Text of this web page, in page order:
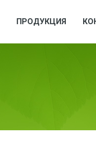
ПРОДУКЦИЯ